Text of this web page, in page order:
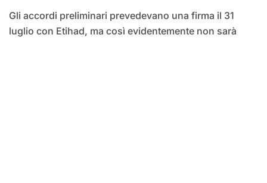
Gli accordi preliminari prevedevano una firma il 31
luglio con Etihad, ma così evidentemente non sarà